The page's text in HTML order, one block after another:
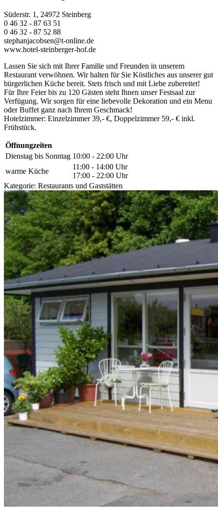
Süderstr. 1, 24972 Steinberg
0 46 32 - 87 63 51
0 46 32 - 87 52 88
stephanjacobsen@t-online.de
www.hotel-steinberger-hof.de
Lassen Sie sich mit Ihrer Familie und Freunden in unserem
Restaurant verwöhnen. Wir halten für Sie Köstliches aus unserer gut
bürgerlichen Küche bereit. Stets frisch und mit Liebe zubereitet!
Für Ihre Feier bis zu 120 Gästen steht Ihnen unser Festsaal zur
Verfügung. Wir sorgen für eine liebevolle Dekoration und ein Menu
oder Buffet ganz nach Ihrem Geschmack!
Hotelzimmer: Einzelzimmer 39,- €, Doppelzimmer 59,- € inkl.
Frühstück.
Öffnungzeiten
Dienstag bis Sonntag 10:00 - 22:00 Uhr
warme Küche
11:00 - 14:00 Uhr
17:00 - 22:00 Uhr
Kategorie: Restaurants und Gaststätten